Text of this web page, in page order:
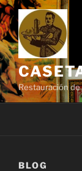
Saltar
al
contenido
Restauración de
BLOG